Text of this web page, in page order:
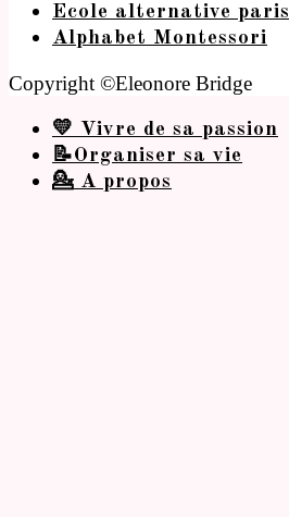
Ecole alternative paris
Alphabet Montessori
Copyright ©Eleonore Bridge
💛 Vivre de sa passion
📝Organiser sa vie
💁 A propos